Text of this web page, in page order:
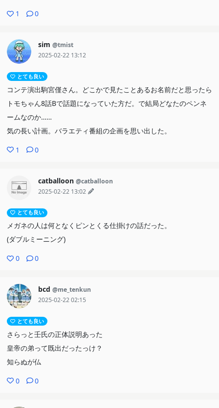
1 0
sim @tmist
2025-02-22 13:12
とても良い
コンテ演出駒宮僅さん。どこかで見たことあるお名前だと思ったら
トモちゃん8話Bで話題になっていた方だ。で結局どなたのペンネ
ームなのか……
気の長い計画。バラエティ番組の企画を思い出した。
1 0
catballoon @catballoon
2025-02-22 13:02
とても良い
メガネの人は何となくピンとくる仕掛けの話だった。
(ダブルミーニング)
0 0
bcd @me_tenkun
2025-02-22 02:15
とても良い
さらっと壬氏の正体説明あった
皇帝の弟って既出だったっけ？
知らぬが仏
0 0